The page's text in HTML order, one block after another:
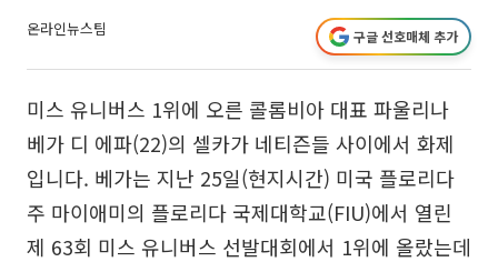
온라인뉴스팀 구글 선호매체 추가
미스 유니버스 1위에 오른 콜롬비아 대표 파울리나
베가 디 에파(22)의 셀카가 네티즌들 사이에서 화제
입니다. 베가는 지난 25일(현지시간) 미국 플로리다
주 마이애미의 플로리다 국제대학교(FIU)에서 열린
제 63회 미스 유니버스 선발대회에서 1위에 올랐는데